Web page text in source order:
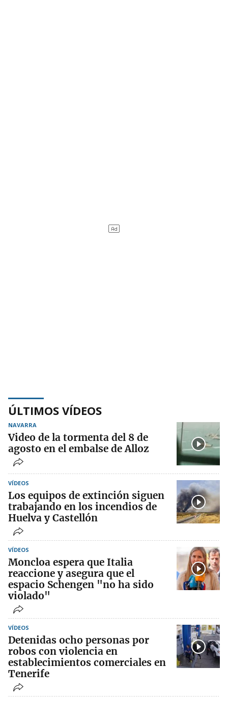
ÚLTIMOS VÍDEOS
NAVARRA
Video de la tormenta del 8 de
agosto en el embalse de Alloz
VÍDEOS
Los equipos de extinción siguen
trabajando en los incendios de
Huelva y Castellón
VÍDEOS
Moncloa espera que Italia
reaccione y asegura que el
espacio Schengen "no ha sido
violado"
VÍDEOS
Detenidas ocho personas por
robos con violencia en
establecimientos comerciales en
Tenerife